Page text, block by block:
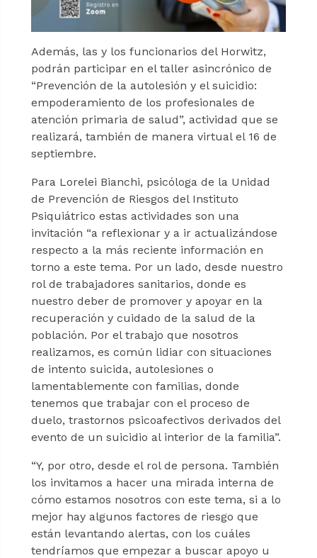
Además, las y los funcionarios del Horwitz,
podrán participar en el taller asincrónico de
“Prevención de la autolesión y el suicidio:
empoderamiento de los profesionales de
atención primaria de salud”, actividad que se
realizará, también de manera virtual el 16 de
septiembre.
Para Lorelei Bianchi, psicóloga de la Unidad
de Prevención de Riesgos del Instituto
Psiquiátrico estas actividades son una
invitación “a reflexionar y a ir actualizándose
respecto a la más reciente información en
torno a este tema. Por un lado, desde nuestro
rol de trabajadores sanitarios, donde es
nuestro deber de promover y apoyar en la
recuperación y cuidado de la salud de la
población. Por el trabajo que nosotros
realizamos, es común lidiar con situaciones
de intento suicida, autolesiones o
lamentablemente con familias, donde
tenemos que trabajar con el proceso de
duelo, trastornos psicoafectivos derivados del
evento de un suicidio al interior de la familia”.
“Y, por otro, desde el rol de persona. También
los invitamos a hacer una mirada interna de
cómo estamos nosotros con este tema, si a lo
mejor hay algunos factores de riesgo que
están levantando alertas, con los cuáles
tendríamos que empezar a buscar apoyo u